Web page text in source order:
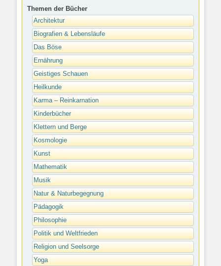
Themen der Bücher
Architektur
Biografien & Lebensläufe
Das Böse
Ernährung
Geistiges Schauen
Heilkunde
Karma – Reinkarnation
Kinderbücher
Klettern und Berge
Kosmologie
Kunst
Mathematik
Musik
Natur & Naturbegegnung
Pädagogik
Philosophie
Politik und Weltfrieden
Religion und Seelsorge
Yoga